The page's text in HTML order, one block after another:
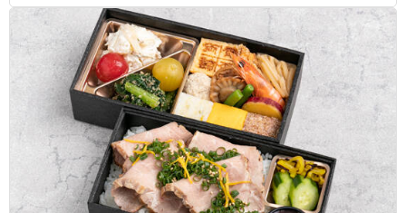
内定式のお昼御飯用に注文しました。 生姜焼きが好きな
方がチョイスしましたが、味付けとボリューム感のどちら
も大満足でした！ 今後も頼みたいと思うのでよろしくお
願いします！
ご利用シーン：懇親会›内定式
東京都台東区台東 2022/10/02